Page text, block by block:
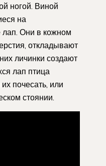
ногой. Виной
на
лап. Они в кожном
откладывают
личинки создают
лап птица
почесать, или
стоянии.